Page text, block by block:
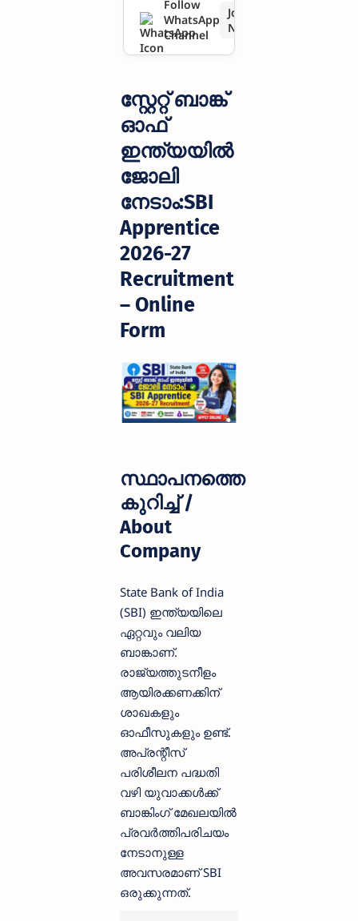
Recruitmen
t – Online
Form
Follow
WhatsApp
Channel
Join
Now
സ്റ്റേറ്റ് ബാങ്ക്
ഓഫ്
ഇന്ത്യയിൽ
ജോലി
നേടാം:SBI
Apprentice
2026-27
Recruitment
– Online
Form
സ്ഥാപനത്തെ
കുറിച്ച് /
About
Company
State Bank of India
(SBI) ഇന്ത്യയിലെ
ഏറ്റവും വലിയ
ബാങ്കാണ്.
രാജ്യത്തുടനീളം
ആയിരക്കണക്കിന്
ശാഖകളും
ഓഫീസുകളും ഉണ്ട്.
അപ്രന്റീസ്
പരിശീലന പദ്ധതി
വഴി യുവാക്കൾക്ക്
ബാങ്കിംഗ് മേഖലയിൽ
പ്രവർത്തിപരിചയം
നേടാനുള്ള
അവസരമാണ് SBI
ഒരുക്കുന്നത്.